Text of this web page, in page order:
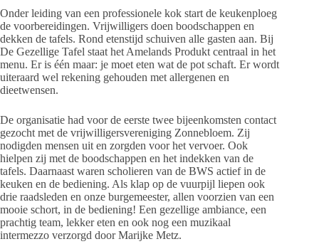
Onder leiding van een professionele kok start de keukenploeg
de voorbereidingen. Vrijwilligers doen boodschappen en
dekken de tafels. Rond etenstijd schuiven alle gasten aan. Bij
De Gezellige Tafel staat het Amelands Produkt centraal in het
menu. Er is één maar: je moet eten wat de pot schaft. Er wordt
uiteraard wel rekening gehouden met allergenen en
dieetwensen.
De organisatie had voor de eerste twee bijeenkomsten contact
gezocht met de vrijwilligersvereniging Zonnebloem. Zij
nodigden mensen uit en zorgden voor het vervoer. Ook
hielpen zij met de boodschappen en het indekken van de
tafels. Daarnaast waren scholieren van de BWS actief in de
keuken en de bediening. Als klap op de vuurpijl liepen ook
drie raadsleden en onze burgemeester, allen voorzien van een
mooie schort, in de bediening! Een gezellige ambiance, een
prachtig team, lekker eten en ook nog een muzikaal
intermezzo verzorgd door Marijke Metz.